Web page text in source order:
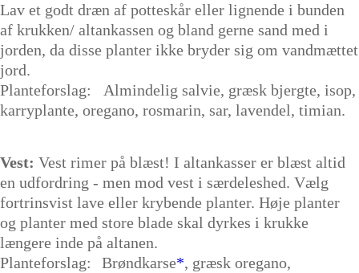
Lav et godt dræn af potteskår eller lignende i bunden
af krukken/ altankassen og bland gerne sand med i
jorden, da disse planter ikke bryder sig om vandmættet
jord.
Planteforslag: Almindelig salvie, græsk bjergte, isop,
karryplante, oregano, rosmarin, sar, lavendel, timian.
Vest: Vest rimer på blæst! I altankasser er blæst altid
en udfordring - men mod vest i særdeleshed. Vælg
fortrinsvist lave eller krybende planter. Høje planter
og planter med store blade skal dyrkes i krukke
længere inde på altanen.
Planteforslag:
Brøndkarse*, græsk oregano,